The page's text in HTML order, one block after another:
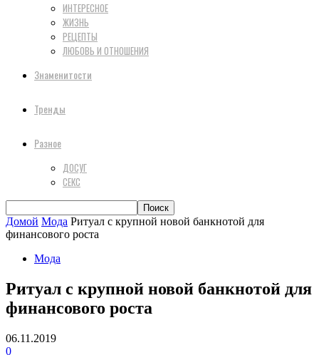
ИНТЕРЕСНОЕ
ЖИЗНЬ
РЕЦЕПТЫ
ЛЮБОВЬ И ОТНОШЕНИЯ
Знаменитости
Тренды
Разное
ДОСУГ
СЕКС
Домой Мода Ритуал с крупной новой банкнотой для
финансового роста
Мода
Ритуал с крупной новой банкнотой для
финансового роста
06.11.2019
0